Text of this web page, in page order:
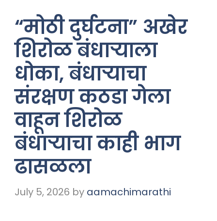
“मोठी दुर्घटना” अखेर
शिरोळ बंधाऱ्याला
धोका, बंधाऱ्याचा
संरक्षण कठडा गेला
वाहून शिरोळ
बंधाऱ्याचा काही भाग
ढासळला
July 5, 2026 by aamachimarathi